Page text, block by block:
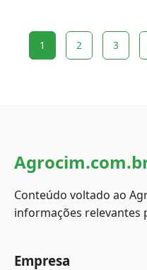
1 2 3
Conteúdo voltado ao
informações relevantes
Empresa